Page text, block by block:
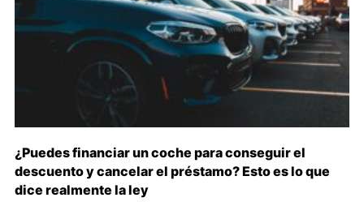
¿Puedes financiar un coche para conseguir el
descuento y cancelar el préstamo? Esto es lo que
dice realmente la ley